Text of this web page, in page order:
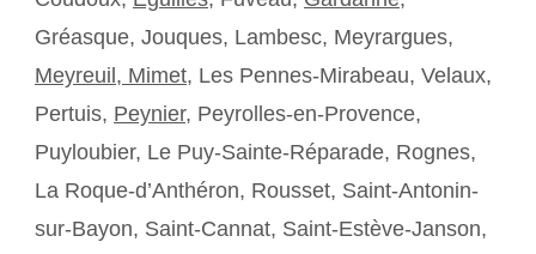
Gréasque, Jouques, Lambesc, Meyrargues,
Meyreuil, Mimet, Les Pennes-Mirabeau, Velaux,
Pertuis, Peynier, Peyrolles-en-Provence,
Puyloubier, Le Puy-Sainte-Réparade, Rognes,
La Roque-d’Anthéron, Rousset, Saint-Antonin-
sur-Bayon, Saint-Cannat, Saint-Estève-Janson,